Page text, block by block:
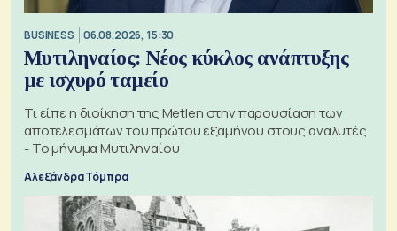
BUSINESS 06.08.2026, 15:30
Μυτιληναίος: Νέος κύκλος ανάπτυξης
με ισχυρό ταμείο
Τι είπε η διοίκηση της Metlen στην παρουσίαση των
αποτελεσμάτων του πρώτου εξαμήνου στους αναλυτές
- Το μήνυμα Μυτιληναίου
Αλεξάνδρα Τόμπρα